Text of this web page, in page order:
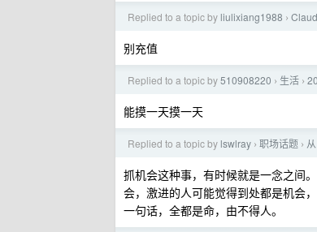
Replied to a topic by liulixiang1988 ›
别充值
Replied to a topic by510908220 › 生活 ›
能摸一天摸一天
Replied to a topic by lswlray › 职场话题 ›
抓机会这种事，有时候就是一念之间
会，激进的人可能觉得到处都是机会，
一句话，全都是命，由不得人。